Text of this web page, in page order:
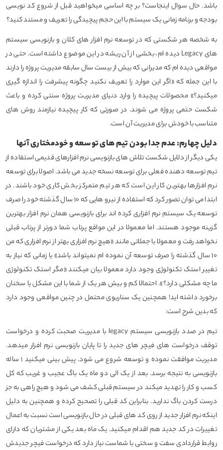
باشد. حال سوال اینجاست؟ بر چه اساسی میخواهید قبل از شروع کد نویسی
بودجه و برنامه زمانی یک سیستم با این حجم پیچیدگی را تعریف و مستند کنید؟
به شخصه هر شکستی که در توسعه نرم افزار های کلان و بازنویسی سیستم
های Legacy دیده ام، بخشی از آن ریشه در این موضوع داشته است. حتی در
مواقعی دیده ام که مدیرانی که بیش از بیست سال سابقه مدیریت پروژه را دارند
با این جمله که «اگر این موارد را تعریف نکنید چگونه پیشرفت را اندازه گیری
میکنید؟» محصولات پیچیده را وارد دنیای مدیریت پروژه سنتی کرده و باعث
شکست حتمی پروژه می شوند. در صورتی که کار پیچیده نیازمند روش های
متناسب با خودش برای مدیریت آن است.
دلیل چهارم: عدم جدا بودن تیم های توسعه و خودمختاری آنها
یکی دیگر از دلایل شکست تلاش های بازنویسی نرم افزارهای قدیمی استفاده از
تیم توسعه دهنده فعلی برای توسعه نسخه جدید می باشد. اصولا برای توسعه
نرم افزارها بهترین کار این است که هر تیم متمرکز بخش کاری خود باشند. در
ابتدا می توان تصور کرد که استفاده از نیرو هایی که ۱۰ سال گذشته خود را صرف
توسعه یک سیستم نرم افزاری کرده اند برای بازنویسی همان نرم افزار بهترین
گزینه موجود هستند. اما معمولا در این مواقع پرتاب شما دورتر از پرتاب قبلی
نخواهد رفت و معمولا با جملاتی مانند «هیچ نرم افزاری بهتر از نرم افزاری که من
۱۰ سال گذشته را صرف توسعه آن نموده ام نمیتواند باشد» یا زمانی که نیاز به
تغییر استک تکنولوژی وجود دارد معمولا بیان میکنند «مگر استک تکنولوژی
ما چه مشکلی دارد؟». احتمالا کم و بیش هر یک از شما با این مشکل یا سخنان
برخورد داشته اید! همچنین یک سناریوی محتمل در چنین مواقعی وجود دارد
که بدین شرح است:
تیم در صدد بازنویسی سیستم legacy با مدیریت صحبت کرده و درخواست
توقف درخواست های فیچر های جدید را تا پایان بازنویسی نرم افزار میدهد.
مدیریت موافقت نموده و توسعه شروع می شود. پیش بینی میکنید ۱ ساله
بازنویسی به نتیجه برسد. بعد از یک الی دو ماه یک باگ عجیب و غریب که کل
کسب و کار را تهدید میکند در سیستم قبلی کشف می شود و هیچ راهی به جز
درست کردن باگ ندارید. بنابراین کد قبلی را تصحیح کرده و همچنین به دلیل
اینکه نرم افزار جدید از روی کد های قبلی در حال بازنویسی است نسبت به اعمال
تغییرات در کد جدید هم اقدام میکنید. یک ماه بعد یکی از مشتریان که دارای
روابط قراردادی سفت و سختی با شماست نیاز دارد که درخواست فیچر جدیدش